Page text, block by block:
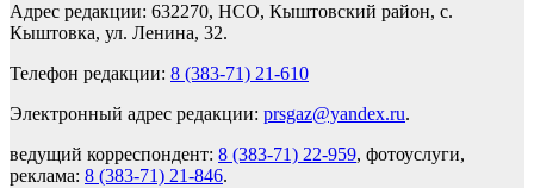
Адрес редакции: 632270, НСО, Кыштовский район, с.
Кыштовка, ул. Ленина, 32.
Телефон редакции: 8 (383-71) 21-610
Электронный адрес редакции: prsgaz@yandex.ru.
ведущий корреспондент: 8 (383-71) 22-959, фотоуслуги,
реклама: 8 (383-71) 21-846.